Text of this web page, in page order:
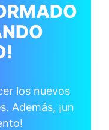
los nuevos
Además, ¡un